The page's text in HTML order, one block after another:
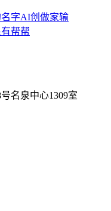
字AI创做家输
帮帮
名泉中心1309室